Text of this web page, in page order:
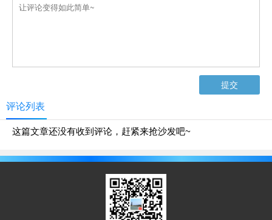
评论列表
这篇文章还没有收到评论，赶紧来抢沙发吧~